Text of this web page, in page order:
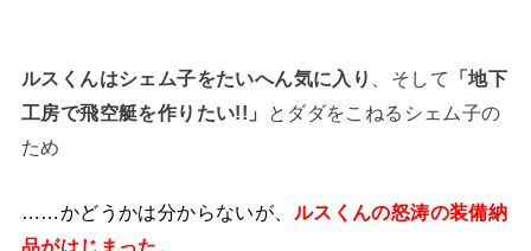
ルスくんはシェム子をたいへん気に入り 、そして
「地下
工房で飛空艇を作りたい!!」
とダダをこねるシェム子の
ため
……かどうかは分からないが、 ルスくんの怒涛の装備納